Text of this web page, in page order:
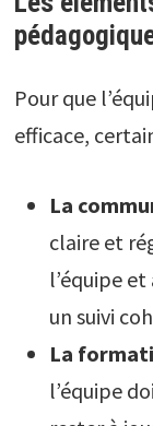
Pour que
efficace,
La
claire et
l’équipe
un suivi
La
l’équipe